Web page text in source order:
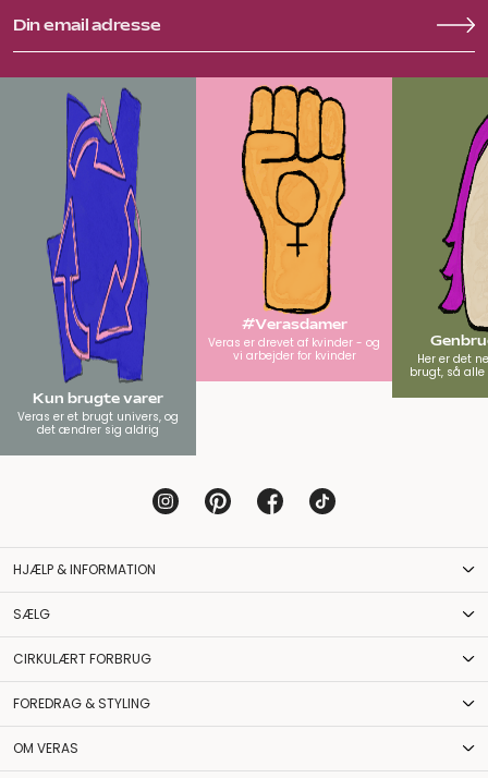
Kun brugte varer
Veras er et brugt univers, og
det ændrer sig aldrig
#Verasdamer
Veras er drevet af kvinder - og
vi arbejder for kvinder
Her er det
brugt, så
HJÆLP & INFORMATION
SÆLG
CIRKULÆRT FORBRUG
FOREDRAG & STYLING
OM VERAS